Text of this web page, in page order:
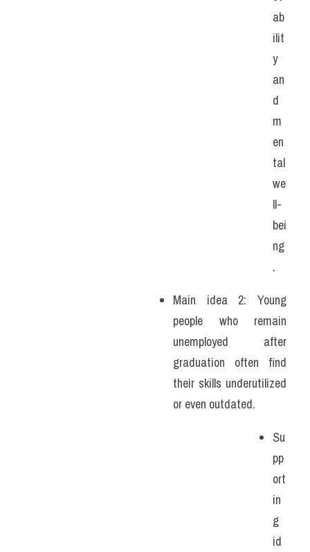
ab
ilit
y
an
d
m
en
tal
we
ll-
bei
ng
.
Main idea 2: Young
people who remain
unemployed after
graduation often find
their skills underutilized
or even outdated.
Su
pp
ort
in
g
id